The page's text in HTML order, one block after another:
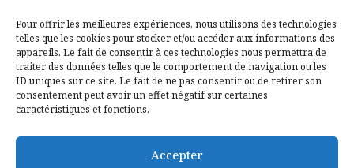
Pour offrir les meilleures expériences, nous utilisons des technologies
telles que les cookies pour stocker et/ou accéder aux informations des
appareils. Le fait de consentir à ces technologies nous permettra de
traiter des données telles que le comportement de navigation ou les
ID uniques sur ce site. Le fait de ne pas consentir ou de retirer son
consentement peut avoir un effet négatif sur certaines
caractéristiques et fonctions.
Accepter
Mentions légales
Politique de confidentialité